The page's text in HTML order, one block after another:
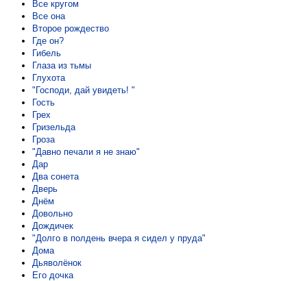
Все кругом
Все она
Второе рождество
Где он?
Гибель
Глаза из тьмы
Глухота
"Господи, дай увидеть! "
Гость
Грех
Гризельда
Гроза
"Давно печали я не знаю"
Дар
Два сонета
Дверь
Днём
Довольно
Дождичек
"Долго в полдень вчера я сидел у пруда"
Дома
Дьяволёнок
Его дочка